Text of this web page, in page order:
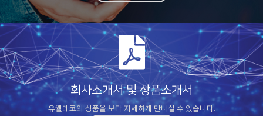
회사소개서 및 상품소개서
유웰데코의 상품을 보다 자세하게 만나실 수 있습니다.